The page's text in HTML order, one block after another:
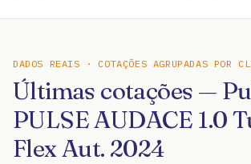
DADOS REAIS · COTAÇÕES AGRUPADAS POR
Últimas cotações —
PULSE AUDACE 1.0
Flex Aut. 2024